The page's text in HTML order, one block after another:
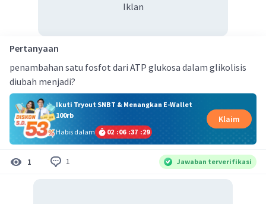
Iklan
Pertanyaan
penambahan satu fosfot dari ATP glukosa dalam glikolisis
diubah menjadi?
Ikuti Tryout SNBT & Menangkan E-Wallet
100rb
Habis dalam
02 :06 :37 :29
Klaim
1 1 Jawaban terverifikasi